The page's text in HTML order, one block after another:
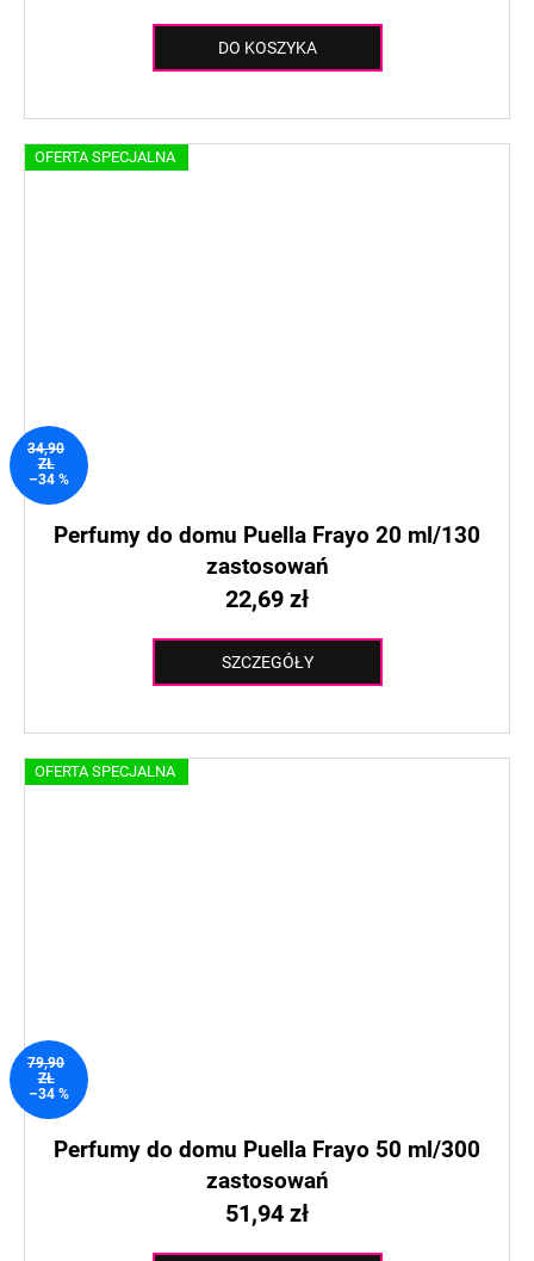
DO KOSZYKA
OFERTA SPECJALNA
34,90
ZŁ
–34 %
Perfumy do domu Puella Frayo 20 ml/130
zastosowań
22,69 zł
SZCZEGÓŁY
OFERTA SPECJALNA
79,90
ZŁ
–34 %
Perfumy do domu Puella Frayo 50 ml/300
zastosowań
51,94 zł